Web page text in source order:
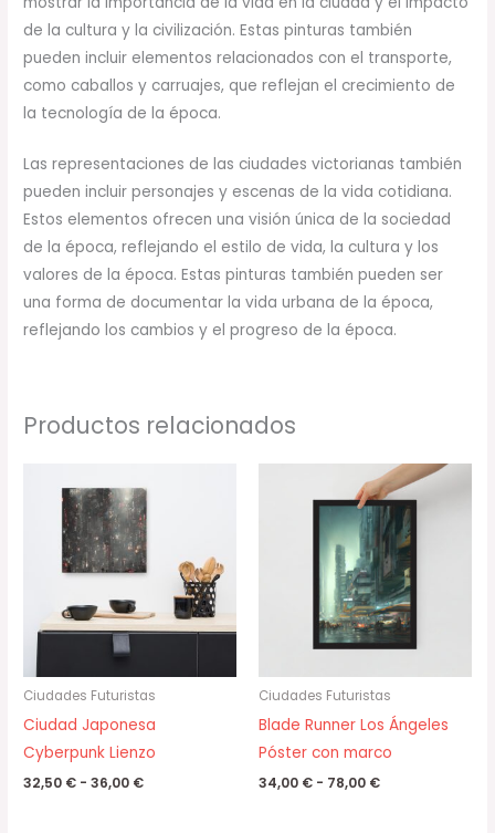
de la cultura y la civilización. Estas pinturas también
pueden incluir elementos relacionados con el transporte,
como caballos y carruajes, que reflejan el crecimiento de
la tecnología de la época.
Las representaciones de las ciudades victorianas también
pueden incluir personajes y escenas de la vida cotidiana.
Estos elementos ofrecen una visión única de la sociedad
de la época, reflejando el estilo de vida, la cultura y los
valores de la época. Estas pinturas también pueden ser
una forma de documentar la vida urbana de la época,
reflejando los cambios y el progreso de la época.
Productos relacionados
Ciudades Futuristas
Ciudad Japonesa
Cyberpunk Lienzo
32,50 € - 36,00 €
de
precios:
desde
32,50 €
hasta
36,00 €
Ciudades Futuristas
Blade Runner Los Ángeles
Póster con marco
34,00 € - 78,00 €
Rango
de
precios:
desde
34,00 €
hasta
78,00 €